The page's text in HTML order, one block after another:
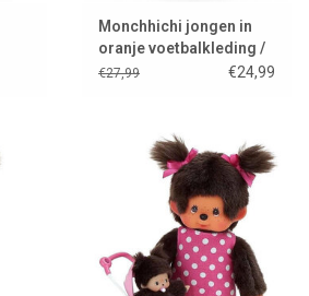
Monchhichi jongen in
oranje voetbalkleding /
wk 2026
€27,99 €24,99